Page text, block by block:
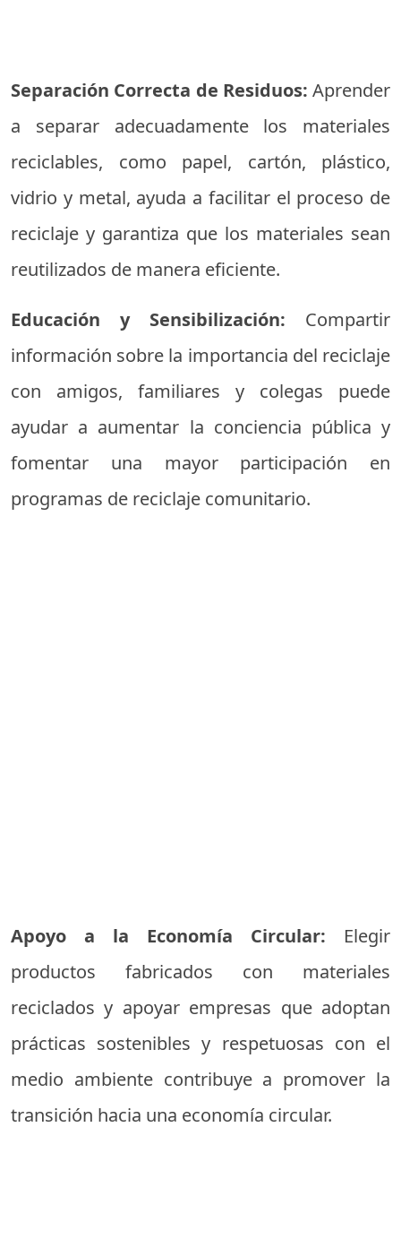
Separación Correcta de Residuos: Aprender
a separar adecuadamente los materiales
reciclables, como papel, cartón, plástico,
vidrio y metal, ayuda a facilitar el proceso de
reciclaje y garantiza que los materiales sean
reutilizados de manera eficiente.
Educación y Sensibilización: Compartir
información sobre la importancia del reciclaje
con amigos, familiares y colegas puede
ayudar a aumentar la conciencia pública y
fomentar una mayor participación en
programas de reciclaje comunitario.
Apoyo a la Economía Circular: Elegir
productos fabricados con materiales
reciclados y apoyar empresas que adoptan
prácticas sostenibles y respetuosas con el
medio ambiente contribuye a promover la
transición hacia una economía circular.